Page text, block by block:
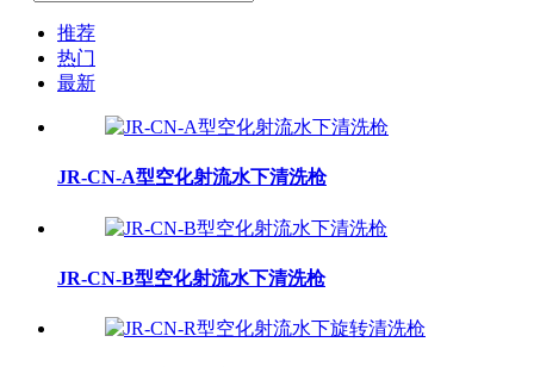
推荐
热门
最新
JR-CN-A型空化射流水下清洗枪
JR-CN-B型空化射流水下清洗枪